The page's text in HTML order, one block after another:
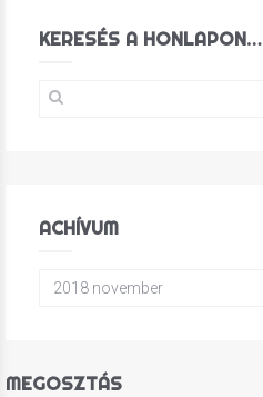
KERESÉS A HONLAPON…
ACHÍVUM
MEGOSZTÁS